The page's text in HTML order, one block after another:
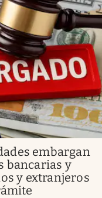
embargan
bancarias y
y extranjeros